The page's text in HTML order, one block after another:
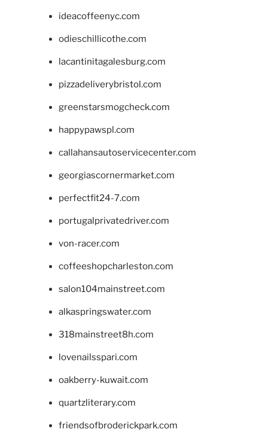
ideacoffeenyc.com
odieschillicothe.com
lacantinitagalesburg.com
pizzadeliverybristol.com
greenstarsmogcheck.com
happypawspl.com
callahansautoservicecenter.com
georgiascornermarket.com
perfectfit24-7.com
portugalprivatedriver.com
von-racer.com
coffeeshopcharleston.com
salon104mainstreet.com
alkaspringswater.com
318mainstreet8h.com
lovenailsspari.com
oakberry-kuwait.com
quartzliterary.com
friendsofbroderickpark.com